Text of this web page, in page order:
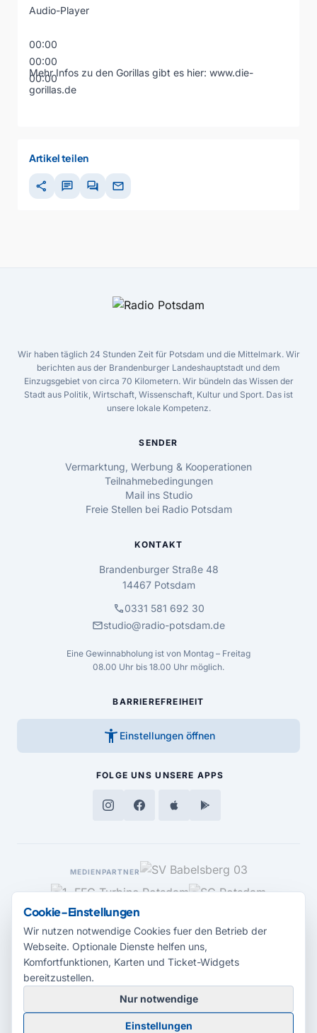
Audio-Player
00:00
00:00
00:00
Mehr Infos zu den Gorillas gibt es hier: www.die-
gorillas.de
Artikel teilen
share chat forum mail
Wir haben täglich 24 Stunden Zeit für Potsdam und die Mittelmark. Wir
berichten aus der Brandenburger Landeshauptstadt und dem
Einzugsgebiet von circa 70 Kilometern. Wir bündeln das Wissen der
Stadt aus Politik, Wirtschaft, Wissenschaft, Kultur und Sport. Das ist
unsere lokale Kompetenz.
SENDER
Vermarktung, Werbung & Kooperationen
Teilnahmebedingungen
Mail ins Studio
Freie Stellen bei Radio Potsdam
KONTAKT
Brandenburger Straße 48
14467 Potsdam
call0331 581 692 30
mailstudio@radio-potsdam.de
Eine Gewinnabholung ist von Montag – Freitag
08.00 Uhr bis 18.00 Uhr möglich.
BARRIEREFREIHEIT
accessibility_new Einstellungen öffnen
FOLGE UNS UNSERE APPS
MEDIENPARTNER
© 2026 Radio Potsdam. Webseite entwickelt durch dieMedienagentur
Babelsberg
Cookie-Einstellungen
Wir nutzen notwendige Cookies fuer den Betrieb der
Webseite. Optionale Dienste helfen uns,
Komfortfunktionen, Karten und Ticket-Widgets
bereitzustellen.
Nur notwendige
Einstellungen